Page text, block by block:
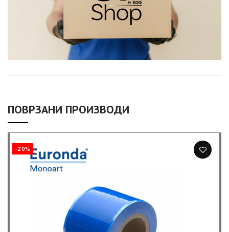
ПОВРЗАНИ ПРОИЗВОДИ
-20%